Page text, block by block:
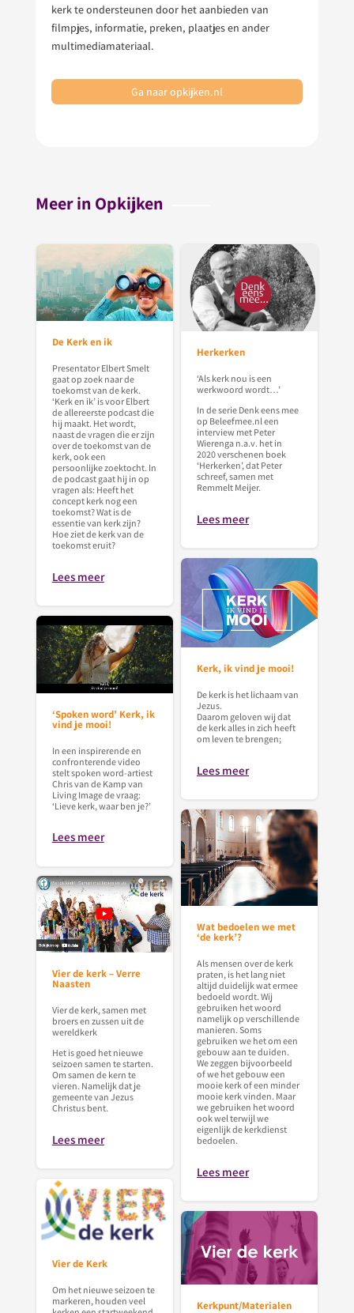
kerk te ondersteunen door het aanbieden van
filmpjes, informatie, preken, plaatjes en ander
multimediamateriaal.
Ga naar opkijken.nl
Meer in Opkijken
De Kerk en ik
Presentator Elbert Smelt
gaat op zoek naar de
toekomst van de kerk.
‘Kerk en ik’ is voor Elbert
de allereerste podcast die
hij maakt. Het wordt,
naast de vragen die er zijn
over de toekomst van de
kerk, ook een
persoonlijke zoektocht. In
de podcast gaat hij in op
vragen als: Heeft het
concept kerk nog een
toekomst? Wat is de
essentie van kerk zijn?
Hoe ziet de kerk van de
toekomst eruit?
Lees meer
Herkerken
‘Als kerk nou is een
werkwoord wordt…’
In de serie Denk eens mee
op Beleefmee.nl een
interview met Peter
Wierenga n.a.v. het in
2020 verschenen boek
‘Herkerken’, dat Peter
schreef, samen met
Remmelt Meijer.
Lees meer
Kerk, ik vind je mooi!
De kerk is het lichaam van
Jezus.
Daarom geloven wij dat
de kerk alles in zich heeft
om leven te brengen;
Lees meer
‘Spoken word’ Kerk, ik
vind je mooi!
In een inspirerende en
confronterende video
stelt spoken word-artiest
Chris van de Kamp van
Living Image de vraag:
‘Lieve kerk, waar ben je?’
Lees meer
Wat bedoelen we met
‘de kerk’?
Als mensen over de kerk
praten, is het lang niet
altijd duidelijk wat ermee
bedoeld wordt. Wij
gebruiken het woord
namelijk op verschillende
manieren. Soms
gebruiken we het om een
gebouw aan te duiden.
We zeggen bijvoorbeeld
of we het gebouw een
mooie kerk of een minder
mooie kerk vinden. Maar
we gebruiken het woord
ook wel terwijl we
eigenlijk de kerkdienst
bedoelen.
Lees meer
Vier de kerk – Verre
Naasten
Vier de kerk, samen met
broers en zussen uit de
wereldkerk
Het is goed het nieuwe
seizoen samen te starten.
Om samen de kern te
vieren. Namelijk dat je
gemeente van Jezus
Christus bent.
Lees meer
Vier de Kerk
Om het nieuwe seizoen te
markeren, houden veel
Kerkpunt/Materialen